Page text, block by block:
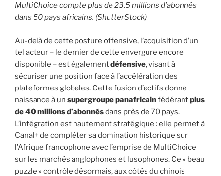
MultiChoice compte plus de 23,5 millions d’abonnés
dans 50 pays africains. (ShutterStock)
Au-delà de cette posture offensive, l’acquisition d’un
tel acteur – le dernier de cette envergure encore
disponible – est égalementdéfensive, visant à
sécuriser une position face à l’accélération des
plateformes globales. Cette fusion d’actifs donne
naissance à un supergroupe panafricainfédérantplus
de 40 millions d’abonnésdans près de 70 pays.
L’intégration est hautement stratégique : elle permet à
Canal+ de compléter sa domination historique sur
l’Afrique francophone avec l’emprise de MultiChoice
sur les marchés anglophones et lusophones. Ce « beau
puzzle » contrôle désormais, aux côtés du chinois